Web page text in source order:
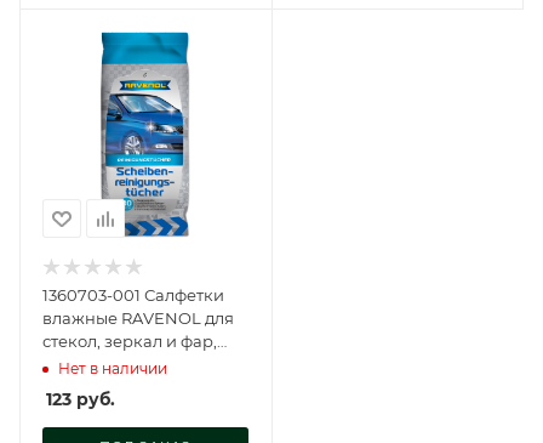
1360703-001 Салфетки
влажные RAVENOL для
стекол, зеркал и фар,
1360703-001-02-000
Нет в наличии
123 руб.